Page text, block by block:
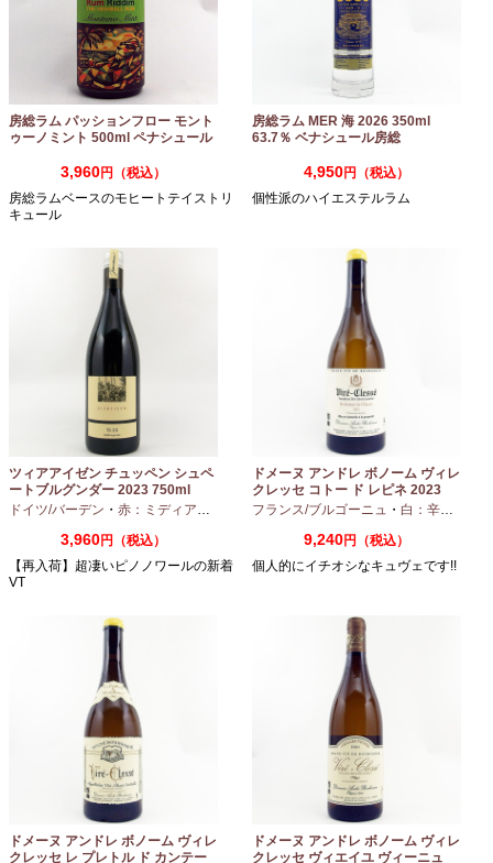
房総ラム パッションフロー モント
ゥーノミント 500ml ペナシュール
3,960円（税込）
房総ラムベースのモヒートテイストリ
キュール
房総ラム MER 海 2026 350ml
63.7％ ベナシュール房総
4,950円（税込）
個性派のハイエステルラム
ツィアアイゼン チュッペン シュペ
ートブルグンダー 2023 750ml
ドイツ/バーデン ・ 赤：ミディアムボディ ・ピノノワール
3,960円（税込）
【再入荷】超凄いピノノワールの新着
VT
ドメーヌ アンドレ ボノーム ヴィレ
クレッセ コトー ド レピネ 2023
750ml
フランス/ブルゴーニュ ・ 白：辛口
9,240円（税込）
個人的にイチオシなキュヴェです!!
ドメーヌ アンドレ ボノーム ヴィレ
クレッセ レ プレトル ド カンテー
ドメーヌ アンドレ ボノーム ヴィレ
クレッセ ヴィエイユ ヴィーニュ